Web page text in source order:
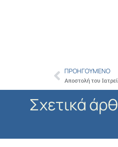
Prev
ΠΡΟΗΓΟΎΜΕΝΟ
Αποστολή του
Σχετικά